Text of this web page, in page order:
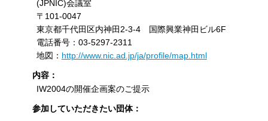
(JPNIC)会議室
〒101-0047
東京都千代田区内神田2-3-4 国際興業神田ビル6F
電話番号：03-5297-2311
地図： http://www.nic.ad.jp/ja/profile/map.html
内容：
IW2004の開催企画案のご提示
参加していただきたい団体：